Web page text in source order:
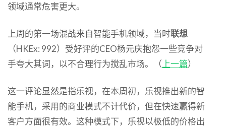
领域通常危害更大。
上周的第一场混战来自智能手机领域，当时联想
（HKEx: 992）受好评的CEO杨元庆抱怨一些竞争对
手夸大其词，以不合理行为搅乱市场。（ 上一篇）
这一评论显然是指乐视，在本周初，乐视推出新的智
能手机，采用的商业模式不计代价，但在快速赢得新
客户方面很有效。这种模式下，乐视以极低的价格出